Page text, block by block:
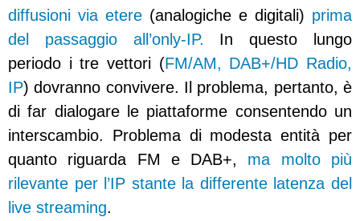
diffusioni via etere (analogiche e digitali) prima
del passaggio all’only-IP. In questo lungo
periodo i tre vettori (FM/AM, DAB+/HD Radio,
IP) dovranno convivere. Il problema, pertanto, è
di far dialogare le piattaforme consentendo un
interscambio. Problema di modesta entità per
quanto riguarda FM e DAB+, ma molto più
rilevante per l’IP stante la differente latenza del
live streaming.